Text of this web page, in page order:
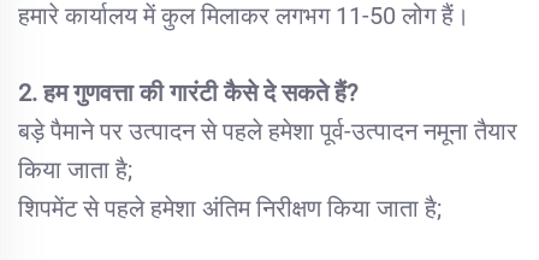
हमारे कार्यालय में कुल मिलाकर लगभग 11-50 लोग हैं।
2. हम गुणवत्ता की गारंटी कैसे दे सकते हैं?
बड़े पैमाने पर उत्पादन से पहले हमेशा पूर्व-उत्पादन नमूना तैयार
किया जाता है;
शिपमेंट से पहले हमेशा अंतिम निरीक्षण किया जाता है;